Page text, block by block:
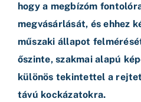
hogy a megbízóm
megvásárlását, és ehhez
műszaki állapot
őszinte, szakmai alapú
különös tekintettel a
távú kockázatokra.